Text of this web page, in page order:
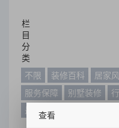
栏
目
分
类
不限
装修百科 居家
服务保障
别墅装修
最新动态
查看